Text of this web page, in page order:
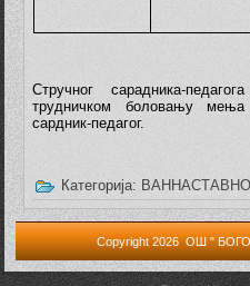
Стручног сарадника-
трудничком боловању мења
сардник-педагог.
Категорија:
Copyright 2026 ОШ "